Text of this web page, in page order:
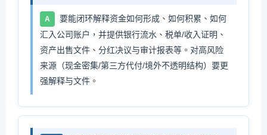
A
要能闭环解释资金如何形成、如何积累、如何
汇入公司账户，并提供银行流水、税单/收入证明、
资产出售文件、分红决议与审计报表等。对高风险
来源（现金密集/第三方代付/境外不透明结构）要更
强解释与文件。